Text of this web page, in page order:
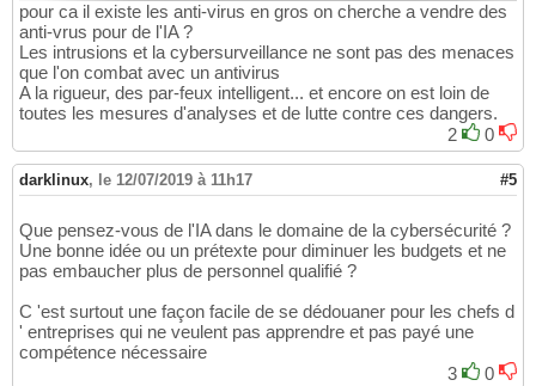
pour ca il existe les anti-virus en gros on cherche a vendre des
anti-vrus pour de l'IA ?
Les intrusions et la cybersurveillance ne sont pas des menaces
que l'on combat avec un antivirus
A la rigueur, des par-feux intelligent... et encore on est loin de
toutes les mesures d'analyses et de lutte contre ces dangers.
2
0
darklinux, le 12/07/2019 à 11h17 #5
Que pensez-vous de l'IA dans le domaine de la cybersécurité ?
Une bonne idée ou un prétexte pour diminuer les budgets et ne
pas embaucher plus de personnel qualifié ?
C 'est surtout une façon facile de se dédouaner pour les chefs d
' entreprises qui ne veulent pas apprendre et pas payé une
compétence nécessaire
3
0